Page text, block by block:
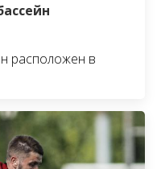
расположен в